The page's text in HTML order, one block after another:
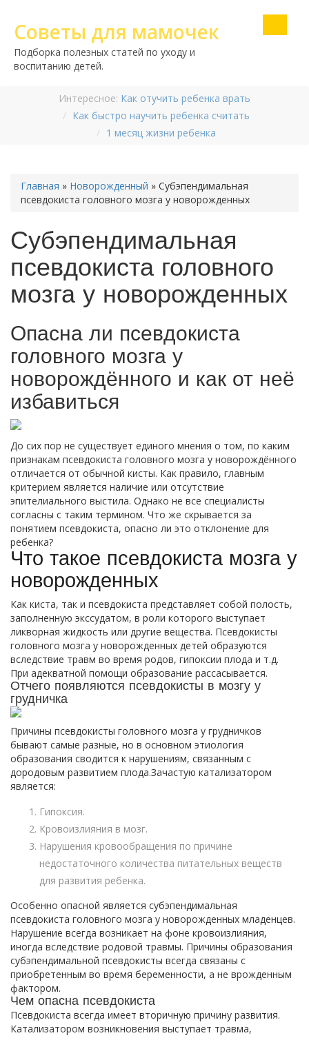
Советы для мамочек
Подборка полезных статей по уходу и
воспитанию детей.
Интересное: Как отучить ребенка врать
Как быстро научить ребенка считать
1 месяц жизни ребенка
Главная » Новорожденный » Субэпендимальная
псевдокиста головного мозга у новорожденных
Субэпендимальная
псевдокиста головного
мозга у новорожденных
Опасна ли псевдокиста
головного мозга у
новорождённого и как от неё
избавиться
До сих пор не существует единого мнения о том, по каким
признакам псевдокиста головного мозга у новорождённого
отличается от обычной кисты. Как правило, главным
критерием является наличие или отсутствие
эпителиального выстила. Однако не все специалисты
согласны с таким термином. Что же скрывается за
понятием псевдокиста, опасно ли это отклонение для
ребенка?
Что такое псевдокиста мозга у
новорожденных
Как киста, так и псевдокиста представляет собой полость,
заполненную экссудатом, в роли которого выступает
ликворная жидкость или другие вещества. Псевдокисты
головного мозга у новорожденных детей образуются
вследствие травм во время родов, гипоксии плода и т.д.
При адекватной помощи образование рассасывается.
Отчего появляются псевдокисты в мозгу у
грудничка
Причины псевдокисты головного мозга у грудничков
бывают самые разные, но в основном этиология
образования сводится к нарушениям, связанным с
дородовым развитием плода.Зачастую катализатором
является:
Гипоксия.
Кровоизлияния в мозг.
Нарушения кровообращения по причине
недостаточного количества питательных веществ
для развития ребенка.
Особенно опасной является субэпендимальная
псевдокиста головного мозга у новорожденных младенцев.
Нарушение всегда возникает на фоне кровоизлияния,
иногда вследствие родовой травмы. Причины образования
субэпендимальной псевдокисты всегда связаны с
приобретенным во время беременности, а не врожденным
фактором.
Чем опасна псевдокиста
Псевдокиста всегда имеет вторичную причину развития.
Катализатором возникновения выступает травма,